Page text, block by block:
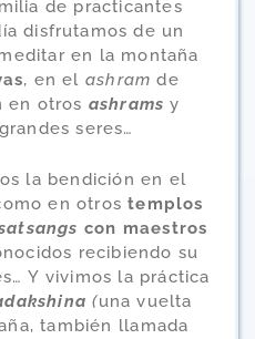
de practicantes
disfrutamos de un
en la montaña
, en el ashram de
en otros ashrams y
seres…
la bendición en el
en otrostemplos
con maestros
recibiendo su
Y vivimos la práctica
(una vuelta
también llamada